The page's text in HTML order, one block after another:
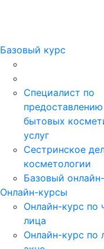
Базовый курс
Специалист по
предоставлению
бытовых
услуг
Сестринское
косметологии
Базовый
Онлайн-курсы
Онлайн-курс по
лица
Онлайн-курс по